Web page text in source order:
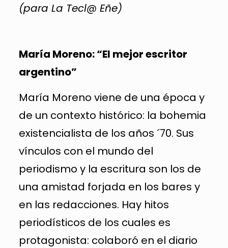
(para La Tecl@ Eñe)
María Moreno: “El mejor escritor
argentino”
María Moreno viene de una época y
de un contexto histórico: la bohemia
existencialista de los años ´70. Sus
vínculos con el mundo del
periodismo y la escritura son los de
una amistad forjada en los bares y
en las redacciones. Hay hitos
periodísticos de los cuales es
protagonista: colaboró en el diario